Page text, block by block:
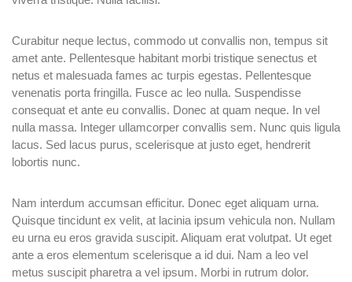
Curabitur neque lectus, commodo ut convallis non, tempus sit
amet ante. Pellentesque habitant morbi tristique senectus et
netus et malesuada fames ac turpis egestas. Pellentesque
venenatis porta fringilla. Fusce ac leo nulla. Suspendisse
consequat et ante eu convallis. Donec at quam neque. In vel
nulla massa. Integer ullamcorper convallis sem. Nunc quis ligula
lacus. Sed lacus purus, scelerisque at justo eget, hendrerit
lobortis nunc.
Nam interdum accumsan efficitur. Donec eget aliquam urna.
Quisque tincidunt ex velit, at lacinia ipsum vehicula non. Nullam
eu urna eu eros gravida suscipit. Aliquam erat volutpat. Ut eget
ante a eros elementum scelerisque a id dui. Nam a leo vel
metus suscipit pharetra a vel ipsum. Morbi in rutrum dolor.